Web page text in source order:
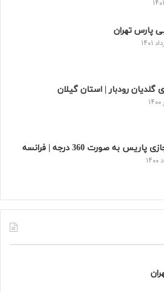
پارس تهران
گلدیان رودبار | استان گیلان
پاریس به صورت 360 درجه | فرانسه